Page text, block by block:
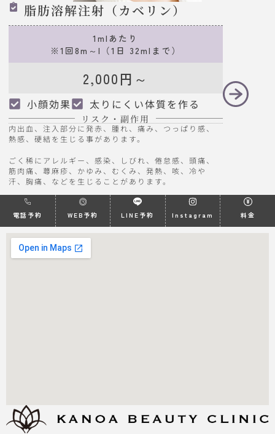
脂肪溶解注射（カベリン）
1mlあたり
※1回8m～l（1日 32mlまで）
2,000円～
小顔効果 太りにくい体質を作る
リスク・副作用
内出血、注入部分に発赤、腫れ、痛み、つっぱり感、
熱感、硬結を生じる事があります。
ごく稀にアレルギー、感染、しびれ、倦怠感、頭痛、
筋肉痛、蕁麻疹、かゆみ、むくみ、発熱、咳、冷や
汗、胸痛、などを生じることがあります。
電話予約 WEB予約 LINE予約 Instagram 料金